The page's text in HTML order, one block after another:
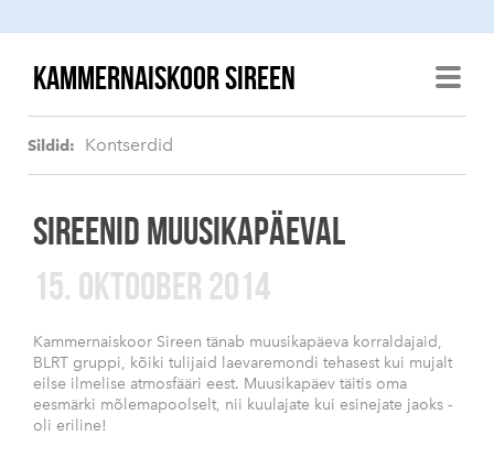
KAMMERNAISKOOR SIREEN
Sildid: Kontserdid
SIREENID MUUSIKAPÄEVAL
15. OKTOOBER 2014
Kammernaiskoor Sireen tänab muusikapäeva korraldajaid,
BLRT gruppi, kõiki tulijaid laevaremondi tehasest kui mujalt
eilse ilmelise atmosfääri eest. Muusikapäev täitis oma
eesmärki mõlemapoolselt, nii kuulajate kui esinejate jaoks -
oli eriline!